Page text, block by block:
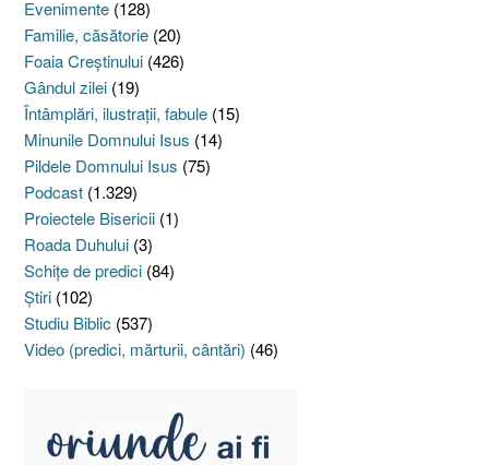
Evenimente (128)
Familie, căsătorie (20)
Foaia Creştinului (426)
Gândul zilei (19)
Întâmplări, ilustraţii, fabule (15)
Minunile Domnului Isus (14)
Pildele Domnului Isus (75)
Podcast (1.329)
Proiectele Bisericii (1)
Roada Duhului (3)
Schiţe de predici (84)
Ştiri (102)
Studiu Biblic (537)
Video (predici, mărturii, cântări) (46)